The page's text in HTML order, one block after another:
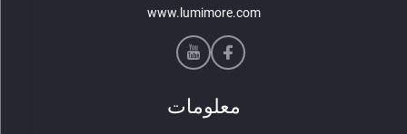
www.lumimore.com
معلومات